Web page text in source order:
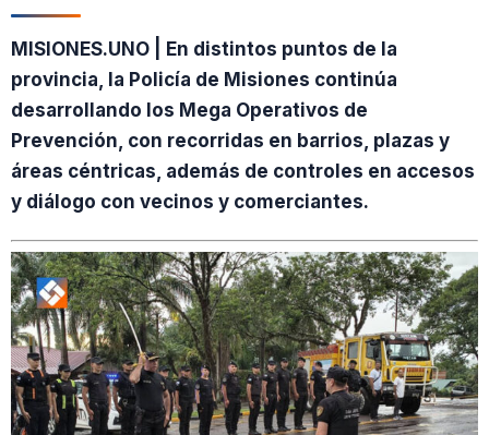
MISIONES.UNO | En distintos puntos de la
provincia, la Policía de Misiones continúa
desarrollando los Mega Operativos de
Prevención, con recorridas en barrios, plazas y
áreas céntricas, además de controles en accesos
y diálogo con vecinos y comerciantes.